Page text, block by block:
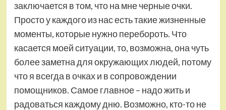
заключается в том, что на мне черные очки.
Просто у каждого из нас есть такие жизненные
моменты, которые нужно перебороть. Что
касается моей ситуации, то, возможна, она чуть
более заметна для окружающих людей, потому
что я всегда в очках и в сопровождении
помощников. Самое главное – надо жить и
радоваться каждому дню. Возможно, кто-то не